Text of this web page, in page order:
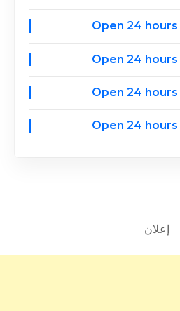
Open 24 hours
Open 24 hours
Open 24 hours
Open 24 hours
إعلان